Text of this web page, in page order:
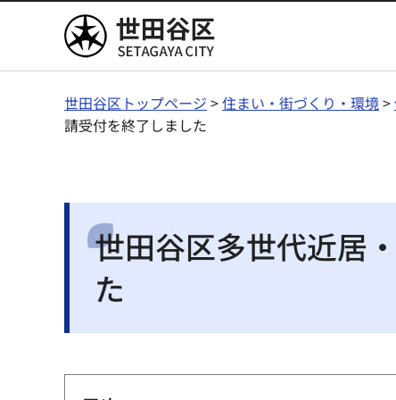
世田谷区
世田谷区トップページ >住まい・街づくり・環境>
請受付を終了しました
世田谷区多世代近居
た